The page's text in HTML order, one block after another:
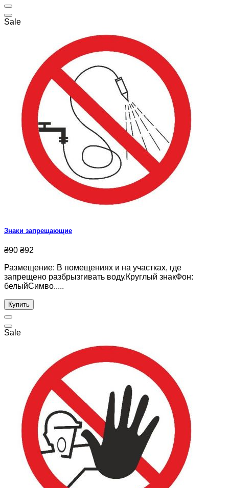
Sale
Знаки запрещающие
₴90 ₴92
Размещение: В помещениях и на участках, где
запрещено разбрызгивать воду.Круглый знакФон:
белыйСимво.....
Купить
Sale